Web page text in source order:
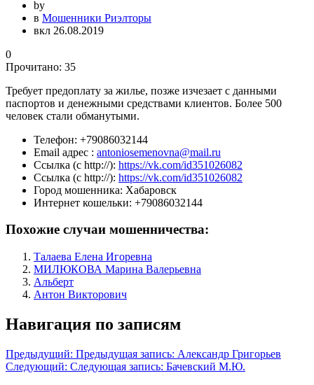
by
в Мошенники Риэлторы
вкл 26.08.2019
0
Прочитано: 35
Требует предоплату за жилье, позже изчезает с данными
паспортов и денежными средствами клиентов. Более 500
человек стали обманутыми.
Телефон: +79086032144
Email адрес : antoniosemenovna@mail.ru
Ссылка (с http://): https://vk.com/id351026082
Ссылка (с http://): https://vk.com/id351026082
Город мошенника: Хабаровск
Интернет кошельки: +79086032144
Похожие случаи мошенничества:
Талаева Елена Игоревна
МИЛЮКОВА Марина Валерьевна
Альберт
Антон Викторович
Навигация по записям
Предыдущий: Предыдущая запись: Александр Григорьев
Следующий: Следующая запись: Бачевский М.Ю.